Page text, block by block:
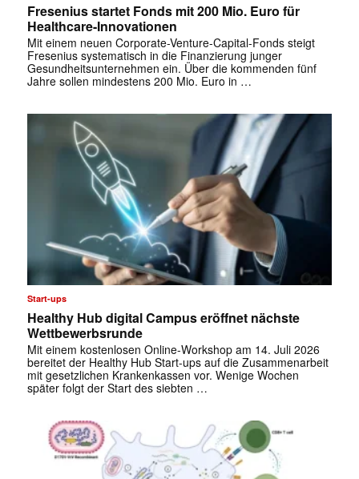
Fresenius startet Fonds mit 200 Mio. Euro für
Healthcare-Innovationen
Mit einem neuen Corporate-Venture-Capital-Fonds steigt
Fresenius systematisch in die Finanzierung junger
Gesundheitsunternehmen ein. Über die kommenden fünf
Jahre sollen mindestens 200 Mio. Euro in …
Start-ups
Healthy Hub digital Campus eröffnet nächste
Wettbewerbsrunde
Mit einem kostenlosen Online-Workshop am 14. Juli 2026
bereitet der Healthy Hub Start-ups auf die Zusammenarbeit
mit gesetzlichen Krankenkassen vor. Wenige Wochen
später folgt der Start des siebten …